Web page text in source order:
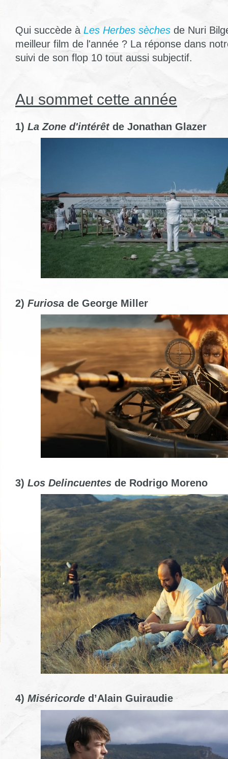
Qui succède à Les Herbes sèches de Nuri
meilleur film de l'année ? La réponse dans
suivi de son flop 10 tout aussi subjectif.
Au sommet cette année
1) La Zone d'intérêt de Jonathan Glazer
2) Furiosa de George Miller
3) Los Delincuentes de Rodrigo Moreno
4) Miséricorde d’Alain Guiraudie